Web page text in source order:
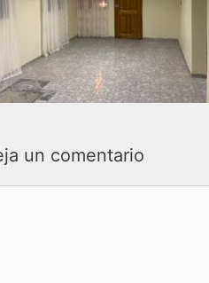
un comentario